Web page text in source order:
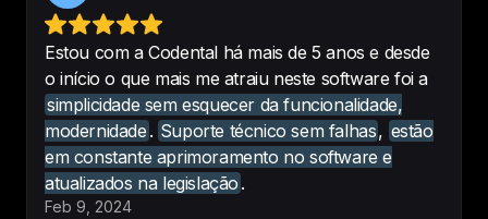
Estava buscando um softaware
completo e de facil manuseio, ja
tinha testado outros diversos e me
encontrei na Codental, super
intuitivo e não deixa nada a
desejar, além da praticidade das
assinaturas digitais, receituarios,
documentos. Excelente escolha!!!!
Estou com a Codental há mais de 5 anos e desde
o início o que mais me atraiu neste software foi a
simplicidade sem esquecer da funcionalidade,
modernidade . Suporte técnico sem falhas, estão
em constante aprimoramento no software e
atualizados na legislação .
Feb 9, 2024